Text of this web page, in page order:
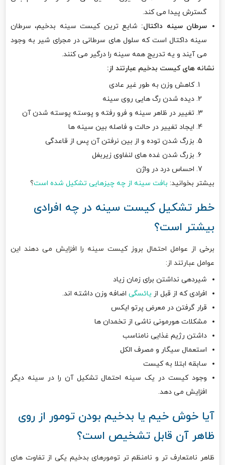
گسترش پیدا می کند.
سرطان سینه داکتال: شایع ترین کیست سینه بدخیم، سرطان
سینه داکتال است که سلول های سرطانی در مجرای شیر به وجود
می آیند و یه تدریج همه سینه را درگیر می کنند.
نشانه های کیست بدخیم عبارتند از:
کاهش وزن به طور غیر عادی
دیده شدن رگ هایی روی سینه
تغییر در ظاهر سینه و فرو رفته و پوسته پوسته شدن آن
ایجاد تغییر در حالت و فاصله بین سینه ها
بزرگ شدن توده و از بین نرفتن آن پس از قاعدگی
بزرگ شدن غده های لنفاوی زیربغل
احساس درد در واژن
بیشتر بخوانید: بافت سینه از چه چیزهایی تشکیل شده است؟
خطر تشکیل کیست سینه در چه افرادی
بیشتر است؟
برخی از عوامل احتمال بروز کیست سینه را افزایش می دهند این
عوامل عبارتند از:
شیردهی نداشتن برای زمان زیاد
افرادی که از قبل از یائسگی اضافه وزن داشته اند.
قرار گرفتن در معرض پرتو ایکس
مشکلات هورمونی ناشی از تخمدان ها
داشتن رژیم غذایی نامناسب
استعمال سیگار و مصرف الکل
سابقه ابتلا به کیست
وجود کیست در یک سینه احتمال تشکیل آن را در سینه دیگر
افزایش می دهد.
آیا خوش خیم یا بدخیم بودن تومور از روی
ظاهر آن قابل تشخیص است؟
ظاهر نامتعارف تر و نامنظم تر تومورهای بدخیم یکی از تفاوت های